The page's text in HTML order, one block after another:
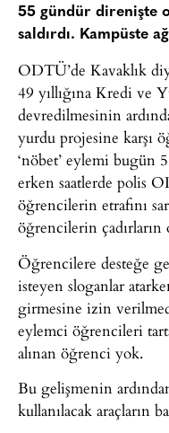
55 gündür direnişte
saldırdı. Kampüste
ODTÜ’de Kavaklık
49 yıllığına Kredi ve
devredilmesinin
yurdu projesine karşı
‘nöbet’ eylemi bugün
erken saatlerde polis
öğrencilerin etrafını
öğrencilerin çadırların
Öğrencilere desteğe
isteyen sloganlar
girmesine izin
eylemci öğrencileri
alınan öğrenci yok.
Bu gelişmenin
kullanılacak araçların